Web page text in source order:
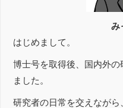
み
はじめまして。
博士号を取得後、国内外
ました。
研究者の日常を交えながら